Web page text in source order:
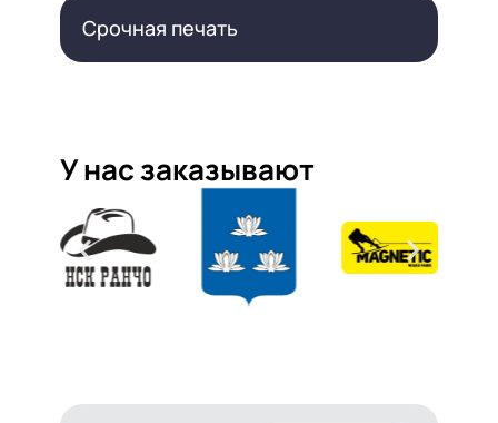
Срочная печать
У нас заказывают